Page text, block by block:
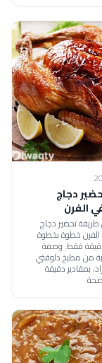
دجاج
الفرن
تحضير دجاج
خطوة بخطوة
100 دقيقة فقط. وصفة
من مطبخ دلوقتي
4 أفراد، بمقادير دقيقة